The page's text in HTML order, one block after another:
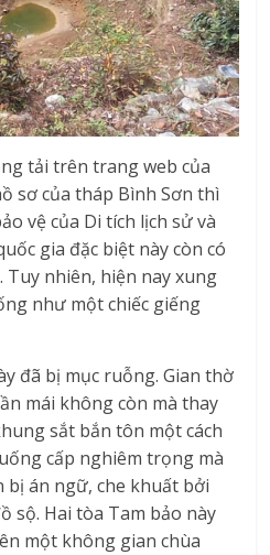
tải trên trang web của
sơ của tháp Bình Sơn thì
vệ của Di tích lịch sử và
gia đặc biệt này còn có
Tuy nhiên, hiện nay xung
như một chiếc giếng
đã bị mục ruỗng. Gian thờ
mái không còn mà thay
sắt bắn tôn một cách
cấp nghiêm trọng mà
bị án ngữ, che khuất bởi
sộ. Hai tòa Tam bảo này
một không gian chùa